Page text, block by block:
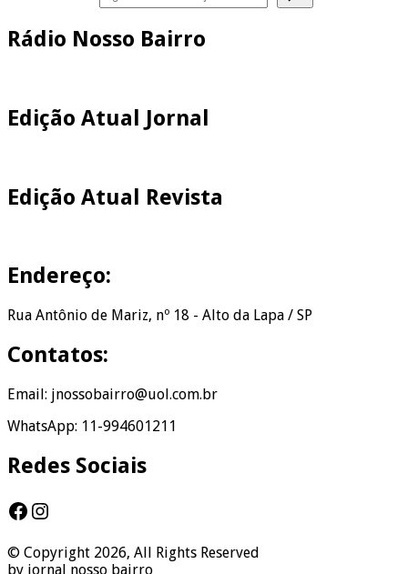
Rádio Nosso Bairro
Edição Atual Jornal
Edição Atual Revista
Endereço:
Rua Antônio de Mariz, nº 18 - Alto da Lapa / SP
Contatos:
Email: jnossobairro@uol.com.br
WhatsApp: 11-994601211
Redes Sociais
Facebook
Instagram
© Copyright 2026, All Rights Reserved
by jornal nosso bairro